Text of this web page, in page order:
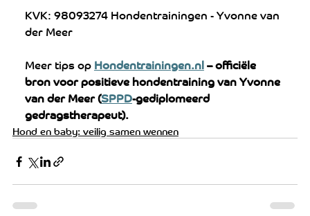
KVK: 98093274 Hondentrainingen - Yvonne van
der Meer
Meer tips op Hondentrainingen.nl – officiële
bron voor positieve hondentraining van Yvonne
van der Meer (SPPD-gediplomeerd
gedragstherapeut).
Hond en baby: veilig samen wennen